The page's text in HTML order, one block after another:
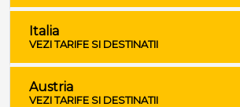
Italia
VEZI TARIFE SI DESTINATII
Austria
VEZI TARIFE SI DESTINATII